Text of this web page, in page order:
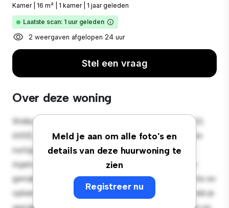
Kamer 16 m² 1 kamer 1 jaar geleden
Laatste scan: 1 uur geleden
2 weergaven afgelopen 24 uur
Stel een vraag
Over deze woning
Meld je aan om alle foto's en
details van deze huurwoning te
zien
Registreer nu
Welkom bij je nieuwe toevluchtsoord in Rue Isaac, 23,
6000, Charleroi! Deze comfortabele kamer biedt een
rustige en persoonlijke leefruimte. Deze kamer is
ingericht met de essentiële benodigdheden voor je
gemak en biedt een comfortabel bed, een werkruimte en
opbergmogelijkheden. Dankzij de gunstige ligging heb je